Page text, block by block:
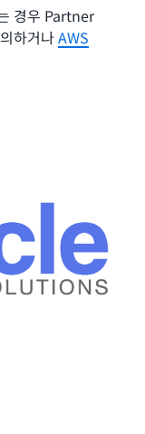
경우 Partner
하거나AWS